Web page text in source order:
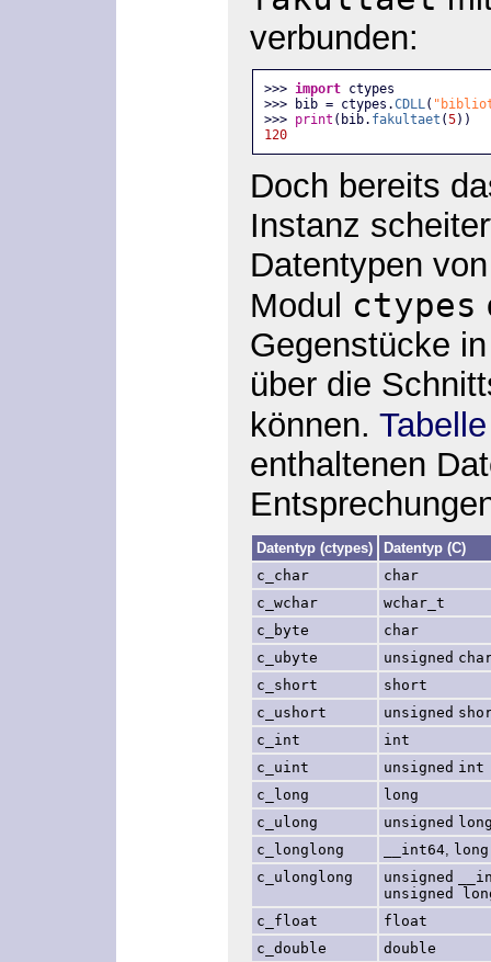
verbunden:
>>> import ctypes
>>> bib = ctypes.CDLL (
>>> print (bib. fakultaet (5))
120
Doch bereits
Instanz
Datentypen
Modul ctypes
Gegenstücke
über die
können.
enthaltenen
Datentyp (ctypes)
Datentyp (C)
c_char
char
c_wchar
wchar_t
c_byte
char
c_ubyte
unsigned
c_short
short
c_ushort
unsigned
c_int
int
c_uint
unsigned int
c_long
long
c_ulong
unsigned
c_longlong
__int64, long
c_ulonglong
unsigned
unsigned
c_float
float
c_double
double